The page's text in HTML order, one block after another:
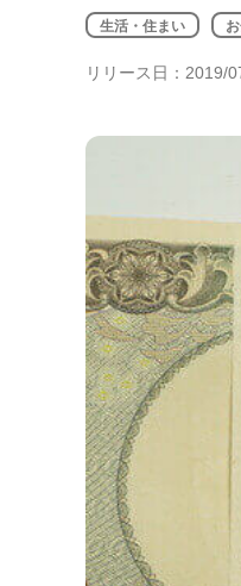
年金・老後・相続
生活・住まい
リリース日：2019/